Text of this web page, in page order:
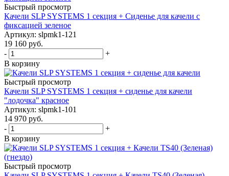
Быстрый просмотр
Качели SLP SYSTEMS 1 секция + Сиденье для качели с
фиксацией зеленое
Артикул: slpmk1-121
19 160 руб.
-
+
В корзину
Быстрый просмотр
Качели SLP SYSTEMS 1 секция + сиденье для качели
"лодочка" красное
Артикул: slpmk1-101
14 970 руб.
-
+
В корзину
Быстрый просмотр